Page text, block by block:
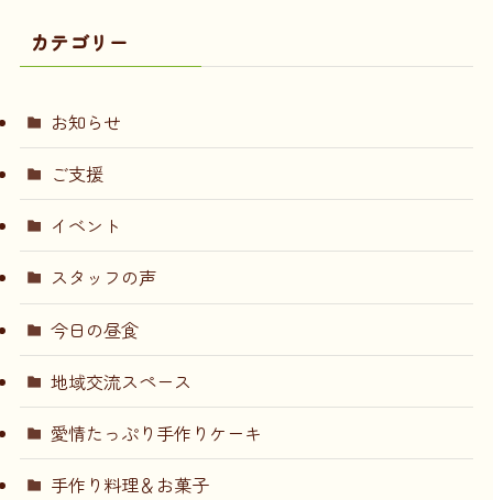
カテゴリー
お知らせ
ご支援
イベント
スタッフの声
今日の昼食
地域交流スペース
愛情たっぷり手作りケーキ
手作り料理＆お菓子